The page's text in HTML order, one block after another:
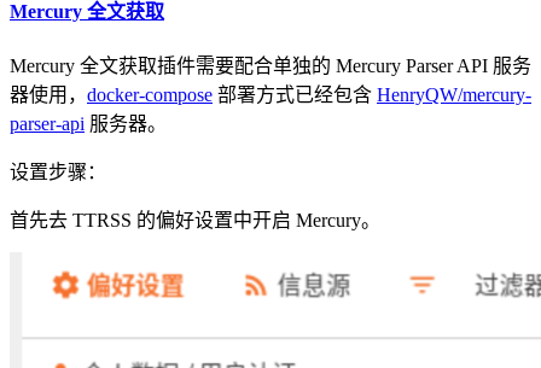
Mercury 全文获取
Mercury 全文获取插件需要配合单独的 Mercury Parser API 服务
器使用， docker-compose 部署方式已经包含 HenryQW/mercury-
parser-api 服务器。
设置步骤：
首先去 TTRSS 的偏好设置中开启 Mercury。